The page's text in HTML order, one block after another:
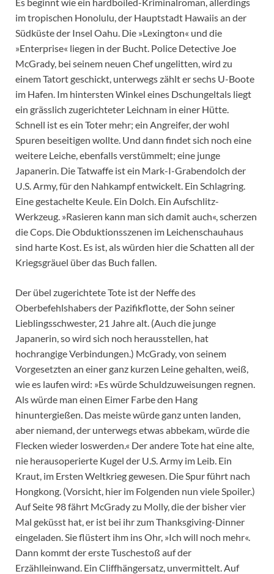
im tropischen Honolulu, der Hauptstadt Hawaiis an der
Südküste der Insel Oahu. Die »Lexington« und die
»Enterprise« liegen in der Bucht. Police Detective Joe
McGrady, bei seinem neuen Chef ungelitten, wird zu
einem Tatort geschickt, unterwegs zählt er sechs U-Boote
im Hafen. Im hintersten Winkel eines Dschungeltals liegt
ein grässlich zugerichteter Leichnam in einer Hütte.
Schnell ist es ein Toter mehr; ein Angreifer, der wohl
Spuren beseitigen wollte. Und dann findet sich noch eine
weitere Leiche, ebenfalls verstümmelt; eine junge
Japanerin. Die Tatwaffe ist ein Mark-I-Grabendolch der
U.S. Army, für den Nahkampf entwickelt. Ein Schlagring.
Eine gestachelte Keule. Ein Dolch. Ein Aufschlitz-
Werkzeug. »Rasieren kann man sich damit auch«, scherzen
die Cops. Die Obduktionsszenen im Leichenschauhaus
sind harte Kost. Es ist, als würden hier die Schatten all der
Kriegsgräuel über das Buch fallen.
Der übel zugerichtete Tote ist der Neffe des
Oberbefehlshabers der Pazifikflotte, der Sohn seiner
Lieblingsschwester, 21 Jahre alt. (Auch die junge
Japanerin, so wird sich noch herausstellen, hat
hochrangige Verbindungen.) McGrady, von seinem
Vorgesetzten an einer ganz kurzen Leine gehalten, weiß,
wie es laufen wird: »Es würde Schuldzuweisungen regnen.
Als würde man einen Eimer Farbe den Hang
hinuntergießen. Das meiste würde ganz unten landen,
aber niemand, der unterwegs etwas abbekam, würde die
Flecken wieder loswerden.« Der andere Tote hat eine alte,
nie herausoperierte Kugel der U.S. Army im Leib. Ein
Kraut, im Ersten Weltkrieg gewesen. Die Spur führt nach
Hongkong. (Vorsicht, hier im Folgenden nun viele Spoiler.)
Auf Seite 98 fährt McGrady zu Molly, die der bisher vier
Mal geküsst hat, er ist bei ihr zum Thanksgiving-Dinner
eingeladen. Sie flüstert ihm ins Ohr, »Ich will noch mehr«.
Dann kommt der erste Tuschestoß auf der
Erzählleinwand. Ein Cliffhängersatz, unvermittelt. Auf